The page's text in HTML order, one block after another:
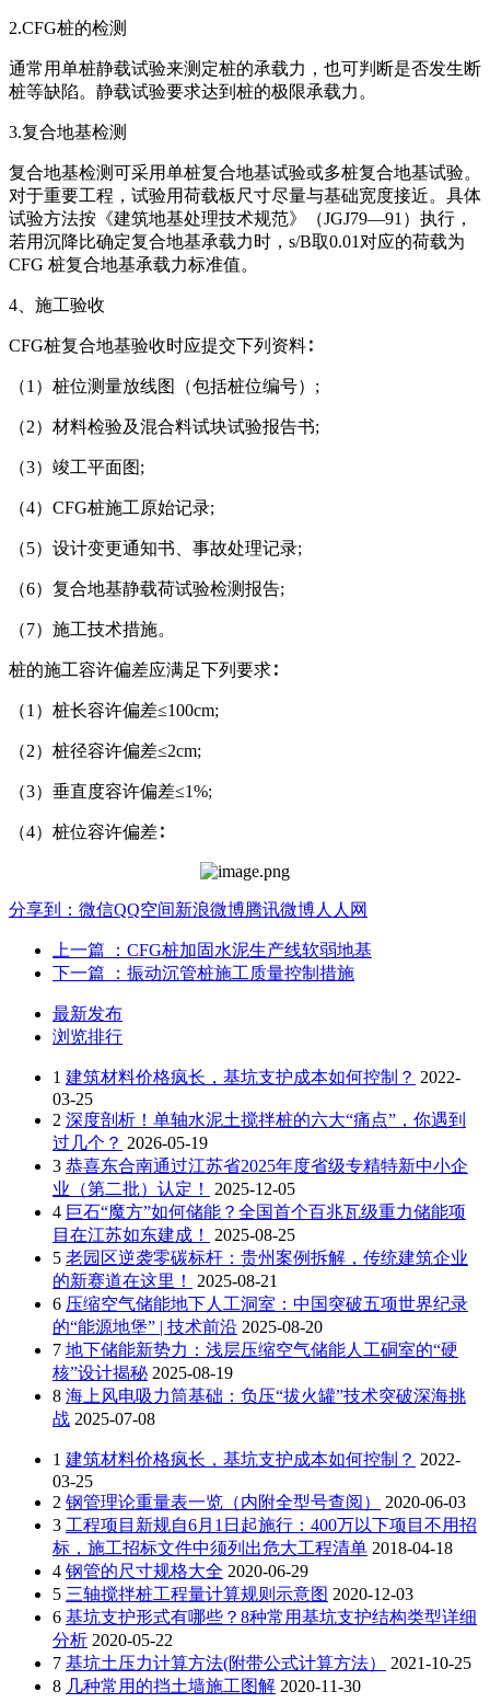
2.CFG桩的检测
通常用单桩静载试验来测定桩的承载力，也可判断是否发生断
桩等缺陷。静载试验要求达到桩的极限承载力。
3.复合地基检测
复合地基检测可采用单桩复合地基试验或多桩复合地基试验。
对于重要工程，试验用荷载板尺寸尽量与基础宽度接近。具体
试验方法按《建筑地基处理技术规范》（JGJ79—91）执行，
若用沉降比确定复合地基承载力时，s/B取0.01对应的荷载为
CFG 桩复合地基承载力标准值。
4、施工验收
CFG桩复合地基验收时应提交下列资料∶
（1）桩位测量放线图（包括桩位编号）;
（2）材料检验及混合料试块试验报告书;
（3）竣工平面图;
（4）CFG桩施工原始记录;
（5）设计变更通知书、事故处理记录;
（6）复合地基静载荷试验检测报告;
（7）施工技术措施。
桩的施工容许偏差应满足下列要求∶
（1）桩长容许偏差≤100cm;
（2）桩径容许偏差≤2cm;
（3）垂直度容许偏差≤1%;
（4）桩位容许偏差∶
分享到： 微信QQ空间新浪微博腾讯微博人人网
上一篇
：CFG桩加固水泥生产线软弱地基
下一篇
：振动沉管桩施工质量控制措施
最新发布
浏览排行
1 建筑材料价格疯长，基坑支护成本如何控制？ 2022-
03-25
2 深度剖析！单轴水泥土搅拌桩的六大“痛点”，你遇到
过几个？ 2026-05-19
3 恭喜东合南通过江苏省2025年度省级专精特新中小企
业（第二批）认定！
2025-12-05
4 巨石“魔方”如何储能？全国首个百兆瓦级重力储能项
目在江苏如东建成！
2025-08-25
5 老园区逆袭零碳标杆：贵州案例拆解，传统建筑企业
的新赛道在这里！
2025-08-21
6 压缩空气储能地下人工洞室：中国突破五项世界纪录
的“能源地堡” | 技术前沿 2025-08-20
7 地下储能新势力：浅层压缩空气储能人工硐室的“硬
核”设计揭秘 2025-08-19
8 海上风电吸力筒基础：负压“拔火罐”技术突破深海挑
战 2025-07-08
1 建筑材料价格疯长，基坑支护成本如何控制？ 2022-
03-25
2 钢管理论重量表一览（内附全型号查阅）
2020-06-03
3 工程项目新规自6月1日起施行：400万以下项目不用招
标，施工招标文件中须列出危大工程清单 2018-04-18
4 钢管的尺寸规格大全 2020-06-29
5 三轴搅拌桩工程量计算规则示意图 2020-12-03
6 基坑支护形式有哪些？8种常用基坑支护结构类型详细
分析 2020-05-22
7 基坑土压力计算方法(附带公式计算方法）
2021-10-25
8 几种常用的挡土墙施工图解 2020-11-30